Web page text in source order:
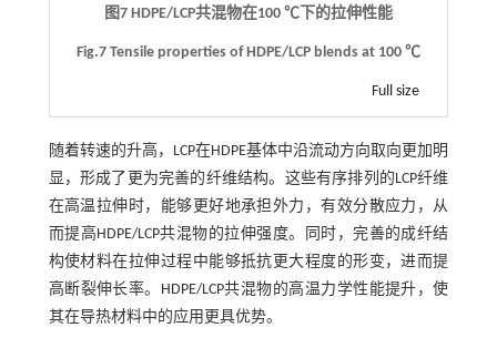
图7 HDPE/LCP共混物在100 ℃下的拉伸性能
Fig.7 Tensile properties of HDPE/LCP blends at 100 ℃
Full size
随着转速的升高，LCP在HDPE基体中沿流动方向取向更加明
显，形成了更为完善的纤维结构。这些有序排列的LCP纤维
在高温拉伸时，能够更好地承担外力，有效分散应力，从
而提高HDPE/LCP共混物的拉伸强度。同时，完善的成纤结
构使材料在拉伸过程中能够抵抗更大程度的形变，进而提
高断裂伸长率。HDPE/LCP共混物的高温力学性能提升，使
其在导热材料中的应用更具优势。